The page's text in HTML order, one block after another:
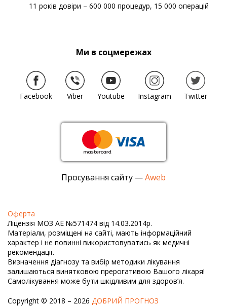
Оферта
Ліцензія МОЗ АЕ №571474 від 14.03.2014р.
Матеріали, розміщені на сайті, мають інформаційний
характер і не повинні використовуватись як медичні
рекомендації.
Визначення діагнозу та вибір методики лікування
залишаються винятковою прерогативою Вашого лікаря!
Самолікування може бути шкідливим для здоров’я.
Copyright © 2018 – 2026 ДОБРИЙ ПРОГНОЗ
11 років довіри – 600 000 процедур, 15 000 операцій
Ми в соцмережах
Facebook Viber Youtube Instagram Twitter
Просування сайту —Aweb